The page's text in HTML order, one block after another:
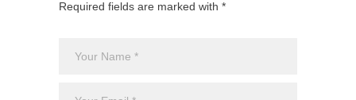
Required fields are marked with *